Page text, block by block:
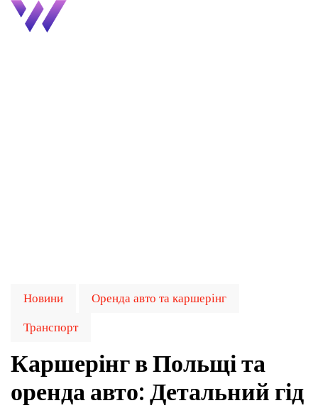
Новини
Оренда авто та каршерінг
Транспорт
Каршерінг в Польщі та
оренда авто: Детальний гід